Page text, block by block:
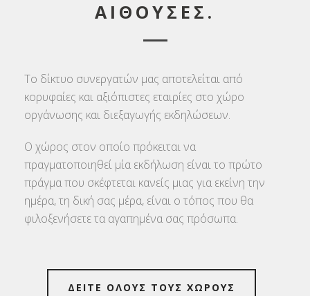
ΑΙΘΟΥΣΕΣ.
Το δίκτυο συνεργατών μας αποτελείται από
κορυφαίες και αξιόπιστες εταιρίες στο χώρο
οργάνωσης και διεξαγωγής εκδηλώσεων.
Ο χώρος στον οποίο πρόκειται να
πραγματοποιηθεί μία εκδήλωση είναι το πρώτο
πράγμα που σκέφτεται κανείς μιας για εκείνη την
ημέρα, τη δική σας μέρα, είναι ο τόπος που θα
φιλοξενήσετε τα αγαπημένα σας πρόσωπα.
ΔΕΙΤΕ ΟΛΟΥΣ ΤΟΥΣ ΧΩΡΟΥΣ